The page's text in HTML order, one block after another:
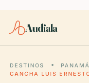
Audiala
DESTINOS PANAMÁ
CANCHA LUIS